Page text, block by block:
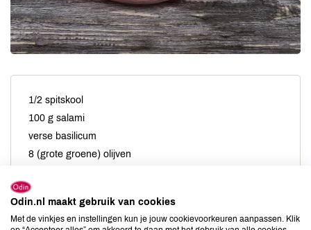
1/2 spitskool
100 g salami
verse basilicum
8 (grote groene) olijven
boter
Odin.nl maakt gebruik van cookies
Met de vinkjes en instellingen kun je jouw cookievoorkeuren aanpassen. Klik